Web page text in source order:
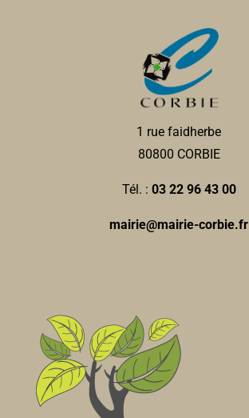
1 rue faidherbe
80800 CORBIE
Tél. : 03 22 96 43 00
mairie@mairie-corbie.fr